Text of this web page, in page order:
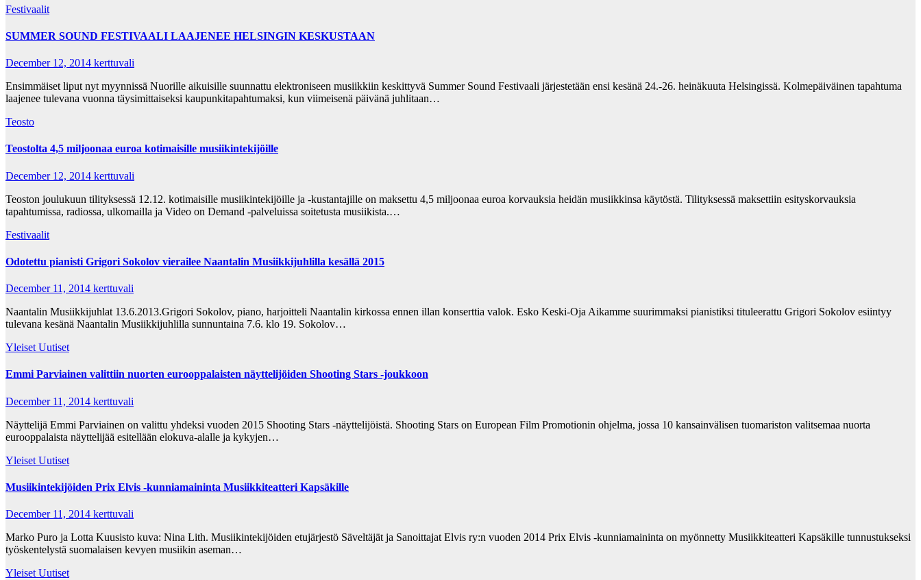
Festivaalit
SUMMER SOUND FESTIVAALI LAAJENEE HELSINGIN KESKUSTAAN
December 12, 2014 kerttuvali
Ensimmäiset liput nyt myynnissä Nuorille aikuisille suunnattu elektroniseen musiikkiin keskittyvä Summer Sound Festivaali järjestetään ensi kesänä 24.-26. heinäkuuta Helsingissä. Kolmepäiväinen tapahtuma
laajenee tulevana vuonna täysimittaiseksi kaupunkitapahtumaksi, kun viimeisenä päivänä juhlitaan…
Teosto
Teostolta 4,5 miljoonaa euroa kotimaisille musiikintekijöille
December 12, 2014 kerttuvali
Teoston joulukuun tilityksessä 12.12. kotimaisille musiikintekijöille ja -kustantajille on maksettu 4,5 miljoonaa euroa korvauksia heidän musiikkinsa käytöstä. Tilityksessä maksettiin esityskorvauksia
tapahtumissa, radiossa, ulkomailla ja Video on Demand -palveluissa soitetusta musiikista.…
Festivaalit
Odotettu pianisti Grigori Sokolov vierailee Naantalin Musiikkijuhlilla kesällä 2015
December 11, 2014 kerttuvali
Naantalin Musiikkijuhlat 13.6.2013.Grigori Sokolov, piano, harjoitteli Naantalin kirkossa ennen illan konserttia valok. Esko Keski-Oja Aikamme suurimmaksi pianistiksi tituleerattu Grigori Sokolov esiintyy
tulevana kesänä Naantalin Musiikkijuhlilla sunnuntaina 7.6. klo 19. Sokolov…
Yleiset Uutiset
Emmi Parviainen valittiin nuorten eurooppalaisten näyttelijöiden Shooting Stars -joukkoon
December 11, 2014 kerttuvali
Näyttelijä Emmi Parviainen on valittu yhdeksi vuoden 2015 Shooting Stars -näyttelijöistä. Shooting Stars on European Film Promotionin ohjelma, jossa 10 kansainvälisen tuomariston valitsemaa nuorta
eurooppalaista näyttelijää esitellään elokuva-alalle ja kykyjen…
Yleiset Uutiset
Musiikintekijöiden Prix Elvis -kunniamaininta Musiikkiteatteri Kapsäkille
December 11, 2014 kerttuvali
Marko Puro ja Lotta Kuusisto kuva: Nina Lith. Musiikintekijöiden etujärjestö Säveltäjät ja Sanoittajat Elvis ry:n vuoden 2014 Prix Elvis -kunniamaininta on myönnetty Musiikkiteatteri Kapsäkille tunnustukseksi
työskentelystä suomalaisen kevyen musiikin aseman…
Yleiset Uutiset